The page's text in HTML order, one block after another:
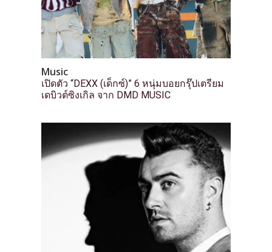
Music
เปิดตัว “DEXX (เด็กซ์)” 6 หนุ่มบอยกรุ๊ปเตรียม
เดบิวต์ซิงเกิล จาก DMD MUSIC